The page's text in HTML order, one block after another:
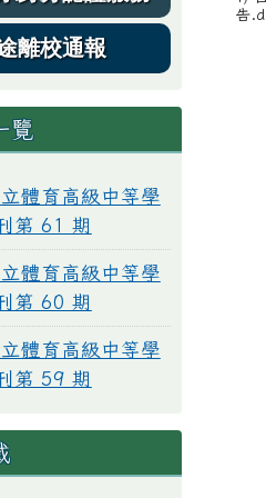
離校通報
覽
體育高級中等學
第 61 期
體育高級中等學
第 60 期
體育高級中等學
第 59 期
告